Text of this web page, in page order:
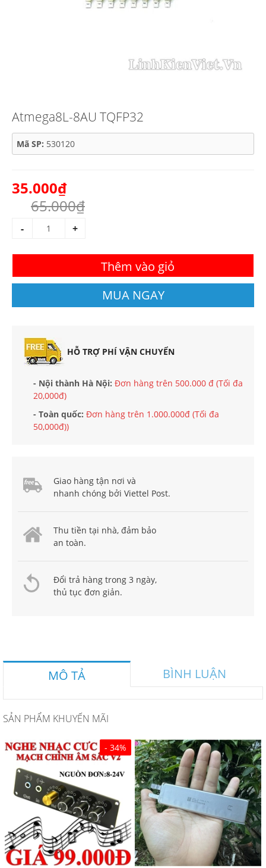
Atmega8L-8AU TQFP32
Mã SP: 530120
35.000₫
65.000₫
- +
Thêm vào giỏ
MUA NGAY
HỖ TRỢ PHÍ VẬN CHUYỂN
- Nội thành Hà Nội: Đơn hàng trên 500.000 đ (Tối đa
20,000đ)
- Toàn quốc: Đơn hàng trên 1.000.000đ (Tối đa
50,000đ))
Giao hàng tận nơi và
nhanh chóng bởi Viettel Post.
Thu tiền tại nhà, đảm bảo
an toàn.
Đổi trả hàng trong 3 ngày,
thủ tục đơn giản.
MÔ TẢ BÌNH LUẬN
SẢN PHẨM KHUYẾN MÃI
- 34%